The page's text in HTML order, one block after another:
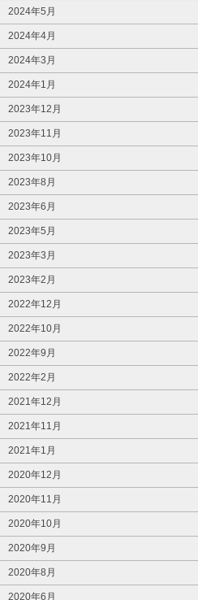
2024年5月
2024年4月
2024年3月
2024年1月
2023年12月
2023年11月
2023年10月
2023年8月
2023年6月
2023年5月
2023年3月
2023年2月
2022年12月
2022年10月
2022年9月
2022年2月
2021年12月
2021年11月
2021年1月
2020年12月
2020年11月
2020年10月
2020年9月
2020年8月
2020年6月